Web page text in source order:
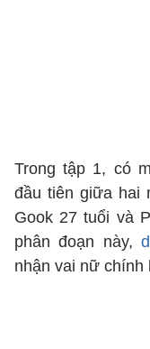
Trong tập 1, có
đầu tiên giữa hai
Gook 27 tuổi và
phân đoạn này,
nhận vai nữ chính